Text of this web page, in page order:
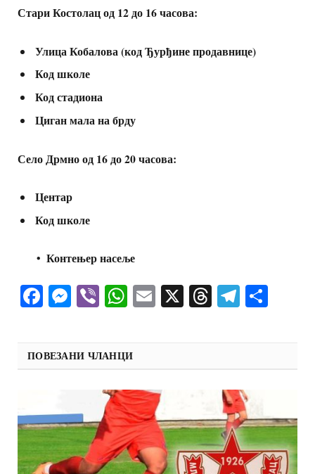
Стари Костолац од 12 до 16 часова:
Улица Кобалова (код Ђурђине продавнице)
Код школе
Код стадиона
Циган мала на брду
Село Дрмно од 16 до 20 часова:
Центар
Код школе
• Контењер насеље
Facebook
Messenger
ViberWhatsApp
Email
X Threads
ПОВЕЗАНИ ЧЛАНЦИ